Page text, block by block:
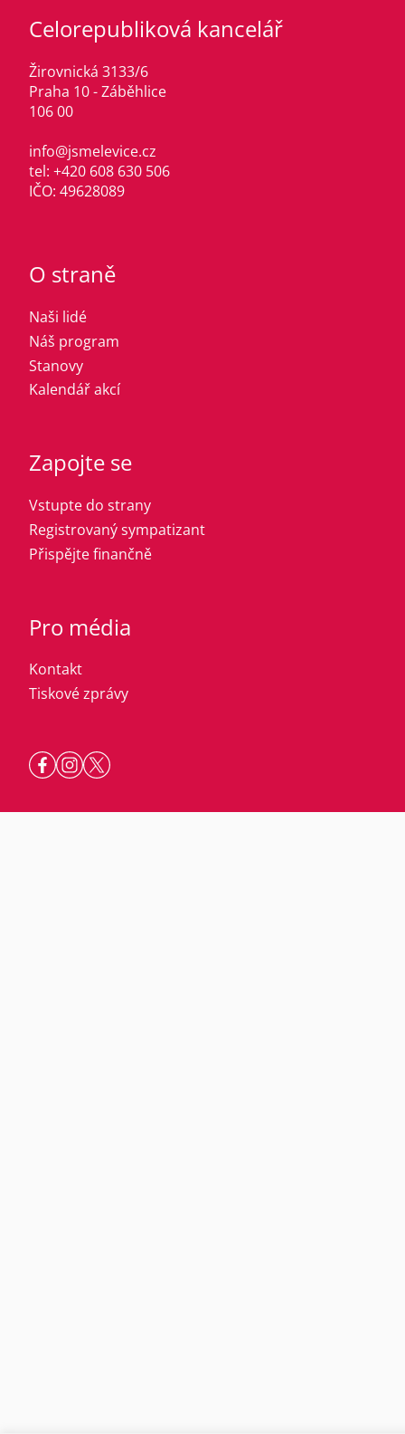
Celorepubliková kancelář
Žirovnická 3133/6
Praha 10 - Záběhlice
106 00
info@jsmelevice.cz
tel: +420 608 630 506
IČO: 49628089
O straně
Naši lidé
Náš program
Stanovy
Kalendář akcí
Zapojte se
Vstupte do strany
Registrovaný sympatizant
Přispějte finančně
Pro média
Kontakt
Tiskové zprávy